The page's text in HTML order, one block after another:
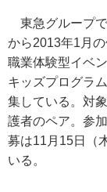
東急グループ
から2013年1月
職業体験型イベ
キッズプログラ
集している。対
護者のペア。参
募は11月15日（
いる。